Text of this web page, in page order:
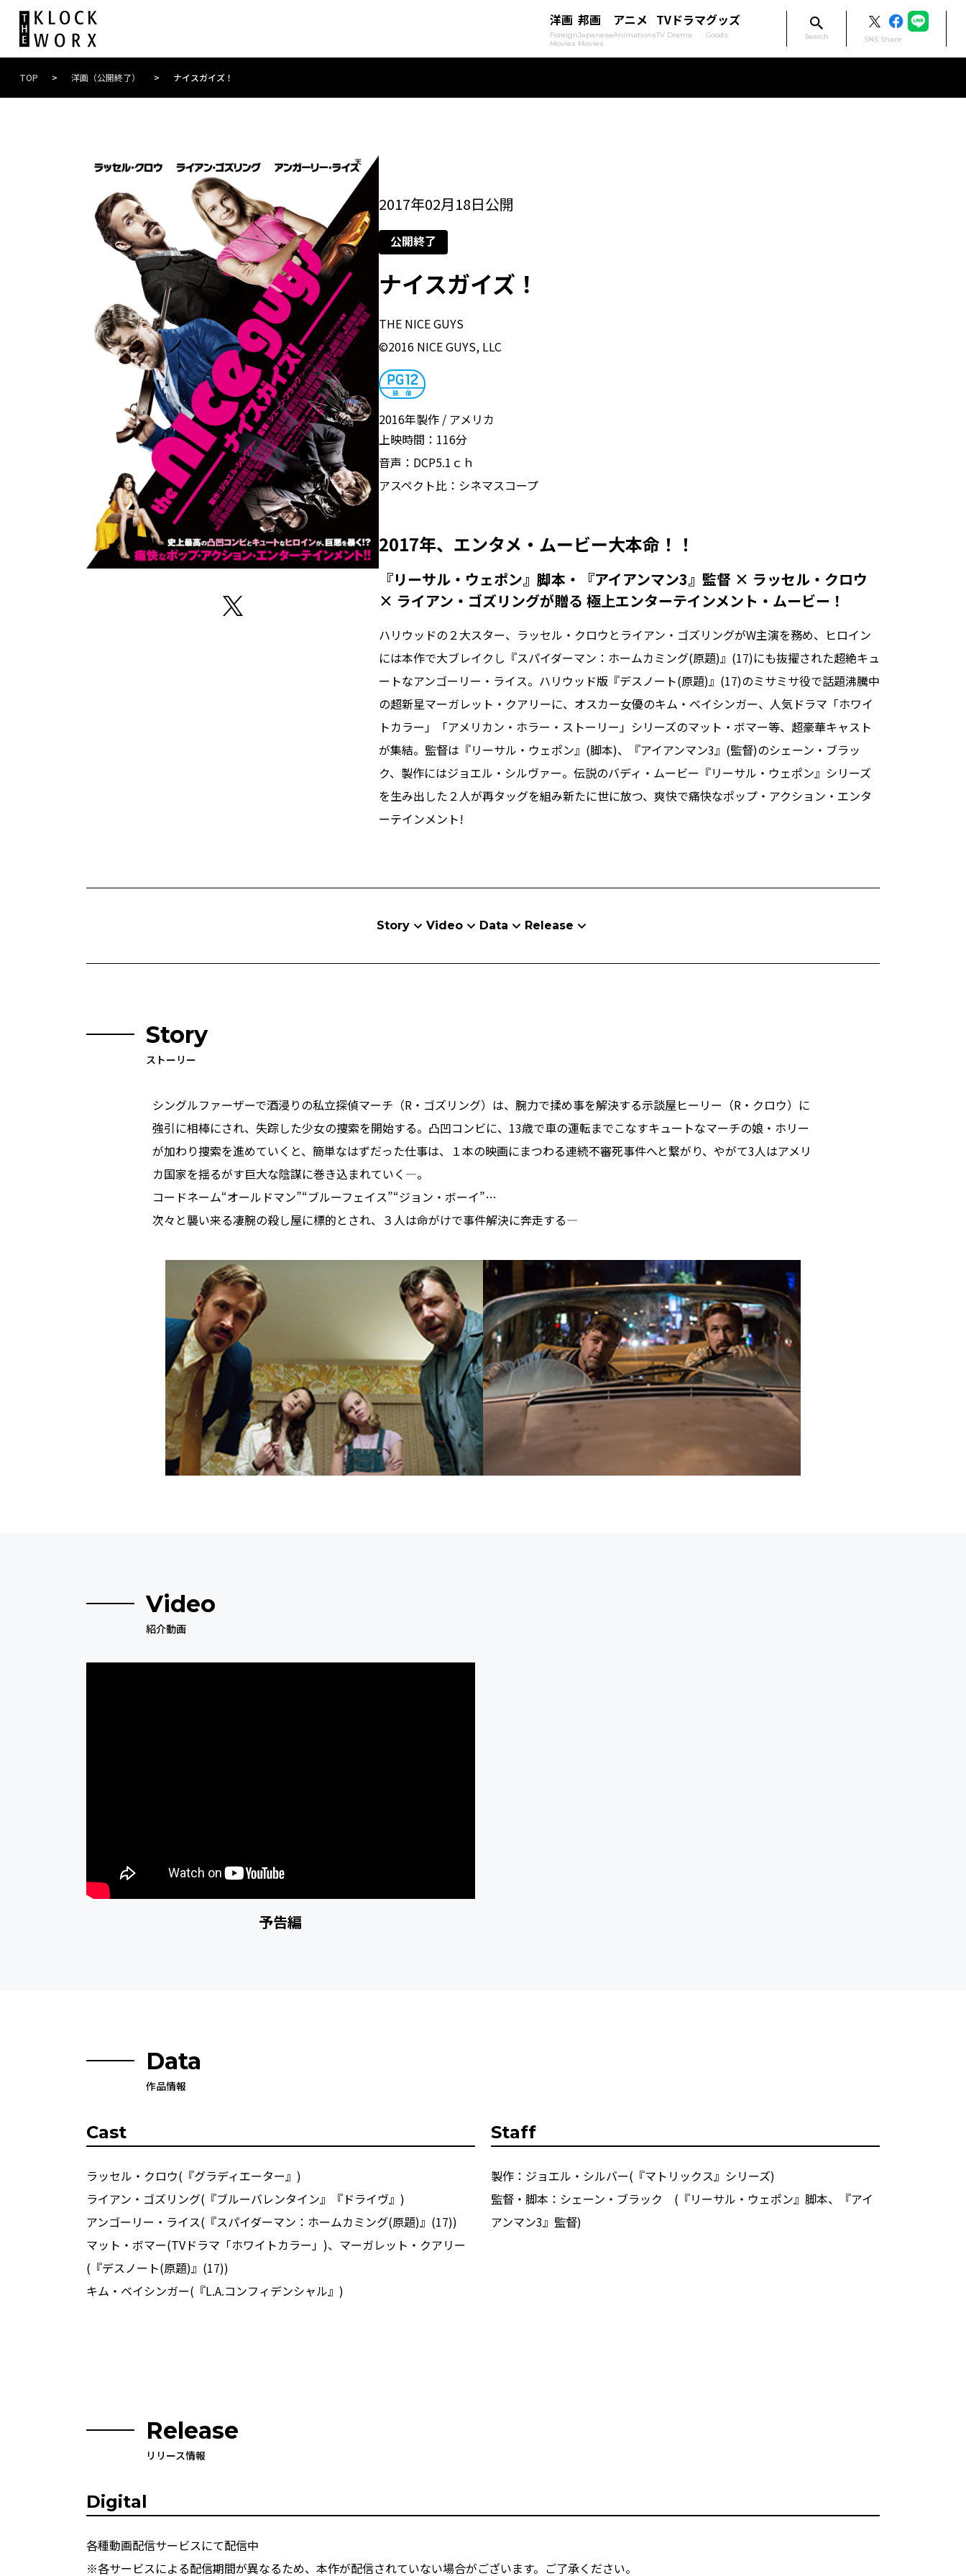
洋画
Foreign
Movies
邦画
Japanese
Movies
アニメ
Animations
TVドラマ
TV Drama
グッズ
Goods Search SNS Share
TOP > 洋画（公開終了） > ナイスガイズ！
2017年02月18日公開
公開終了
ナイスガイズ！
THE NICE GUYS
©2016 NICE GUYS, LLC
2016年製作
アメリカ
上映時間： 116分
音声： DCP5.1ｃｈ
アスペクト比： シネマスコープ
2017年、エンタメ・ムービー大本命！！
『リーサル・ウェポン』脚本・『アイアンマン3』監督 × ラッセル・クロウ
× ライアン・ゴズリングが贈る 極上エンターテインメント・ムービー！
ハリウッドの２大スター、ラッセル・クロウとライアン・ゴズリングがW主演を務め、ヒロイン
には本作で大ブレイクし『スパイダーマン：ホームカミング(原題)』(17)にも抜擢された超絶キュ
ートなアンゴーリー・ライス。ハリウッド版『デスノート(原題)』(17)のミサミサ役で話題沸騰中
の超新星マーガレット・クアリーに、オスカー女優のキム・ベイシンガー、人気ドラマ「ホワイ
トカラー」「アメリカン・ホラー・ストーリー」シリーズのマット・ボマー等、超豪華キャスト
が集結。監督は『リーサル・ウェポン』(脚本)、『アイアンマン3』(監督)のシェーン・ブラッ
ク、製作にはジョエル・シルヴァー。伝説のバディ・ムービー『リーサル・ウェポン』シリーズ
を生み出した２人が再タッグを組み新たに世に放つ、爽快で痛快なポップ・アクション・エンタ
ーテインメント!
Story Video Data Release
Story
ストーリー
シングルファーザーで酒浸りの私立探偵マーチ（R・ゴズリング）は、腕力で揉め事を解決する示談屋ヒーリー（R・クロウ）に
強引に相棒にされ、失踪した少女の捜索を開始する。凸凹コンビに、13歳で車の運転までこなすキュートなマーチの娘・ホリー
が加わり捜索を進めていくと、簡単なはずだった仕事は、１本の映画にまつわる連続不審死事件へと繋がり、やがて3人はアメリ
カ国家を揺るがす巨大な陰謀に巻き込まれていく―。
コードネーム“オールドマン”“ブルーフェイス”“ジョン・ボーイ”…
次々と襲い来る凄腕の殺し屋に標的とされ、３人は命がけで事件解決に奔走する―
Video
紹介動画
予告編
Data
作品情報
Cast
ラッセル・クロウ(『グラディエーター』)
ライアン・ゴズリング(『ブルーバレンタイン』『ドライヴ』)
アンゴーリー・ライス(『スパイダーマン：ホームカミング(原題)』(17))
マット・ボマー(TVドラマ「ホワイトカラー」)、マーガレット・クアリー
(『デスノート(原題)』(17))
キム・ベイシンガー(『L.A.コンフィデンシャル』)
Staff
製作：ジョエル・シルバー(『マトリックス』シリーズ)
監督・脚本：シェーン・ブラック (『リーサル・ウェポン』脚本、『アイ
アンマン3』監督)
Release
リリース情報
Digital
各種動画配信サービスにて配信中
※各サービスによる配信期間が異なるため、本作が配信されていない場合がございます。ご了承ください。